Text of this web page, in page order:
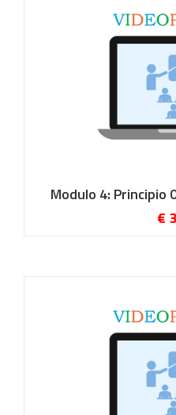
Modulo 4: Principio
€